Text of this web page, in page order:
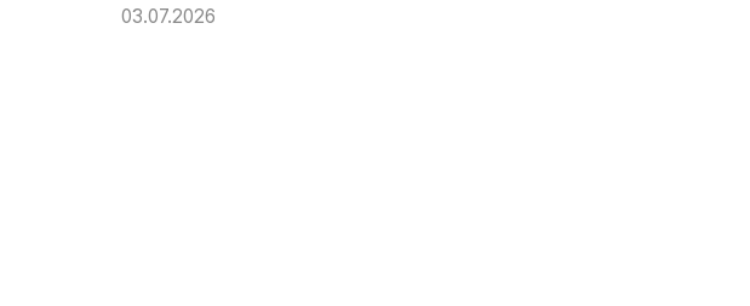
03.07.2026